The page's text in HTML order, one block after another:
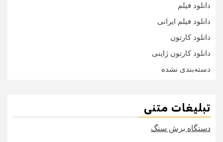
دانلود فیلم
دانلود فیلم ایرانی
دانلود کارتون
دانلود کارتون ژاپنی
دسته‌بندی نشده
تبلیغات متنی
دستگاه برش سنگ